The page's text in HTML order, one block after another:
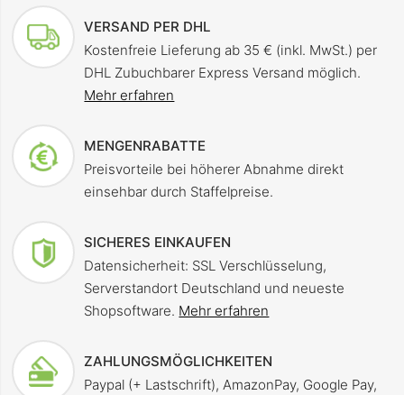
VERSAND PER DHL
Kostenfreie Lieferung ab 35 € (inkl. MwSt.) per
DHL Zubuchbarer Express Versand möglich.
Mehr erfahren
MENGENRABATTE
Preisvorteile bei höherer Abnahme direkt
einsehbar durch Staffelpreise.
SICHERES EINKAUFEN
Datensicherheit: SSL Verschlüsselung,
Serverstandort Deutschland und neueste
Shopsoftware. Mehr erfahren
ZAHLUNGSMÖGLICHKEITEN
Paypal (+ Lastschrift), AmazonPay, Google Pay,